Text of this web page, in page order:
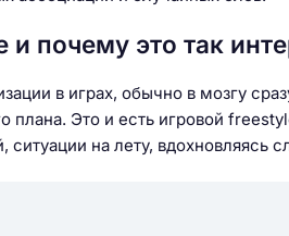
и почему это так
в играх, обычно в мозгу
плана. Это и есть игровой
ситуации на лету,